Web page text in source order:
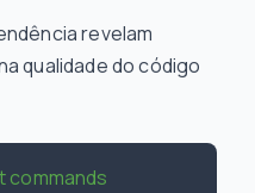
revelam
qualidade do código
commands